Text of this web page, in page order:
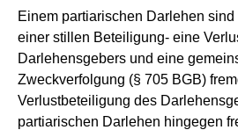
Einem partiarischen Darlehen sind
einer stillen Beteiligung- eine
Darlehensgebers und eine
Zweckverfolgung (§ 705 BGB)
Verlustbeteiligung des
partiarischen Darlehen hingegen